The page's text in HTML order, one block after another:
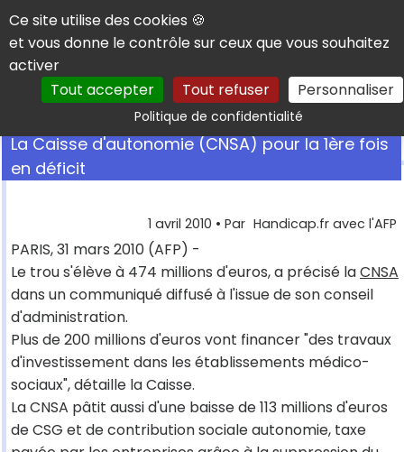
Panneau de gestion des cookies
Ce site utilise des cookies 🍪
et vous donne le contrôle sur ceux que vous souhaitez
activer
Tout accepter
Tout refuser Personnaliser
Politique de confidentialitéRechercher
La Caisse d'autonomie (CNSA) pour la 1ère fois
en déficit
1 avril 2010 • Par Handicap.fr avec l'AFP
PARIS, 31 mars 2010 (AFP) -
Le trou s'élève à 474 millions d'euros, a précisé laCNSA
dans un communiqué diffusé à l'issue de son conseil
d'administration.
Plus de 200 millions d'euros vont financer "des travaux
d'investissement dans les établissements médico-
sociaux", détaille la Caisse.
La CNSA pâtit aussi d'une baisse de 113 millions d'euros
de CSG et de contribution sociale autonomie, taxe